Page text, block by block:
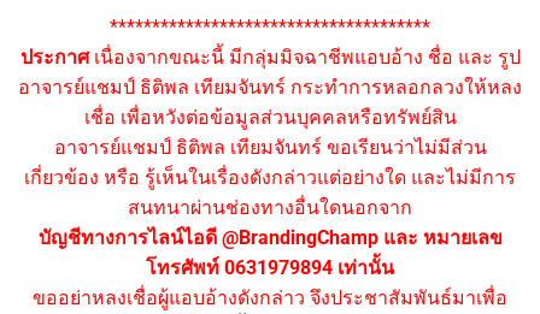
**************************************
ประกาศเนื่องจากขณะนี้ มีกลุ่มมิจฉาชีพแอบอ้าง ชื่อ และ รูป
อาจารย์แชมป์ ธิติพล เทียมจันทร์ กระทำการหลอกลวงให้หลง
เชื่อ เพื่อหวังต่อข้อมูลส่วนบุคคลหรือทรัพย์สิน
อาจารย์แชมป์ ธิติพล เทียมจันทร์ ขอเรียนว่าไม่มีส่วน
เกี่ยวข้อง หรือ รู้เห็นในเรื่องดังกล่าวแต่อย่างใด และไม่มีการ
สนทนาผ่านช่องทางอื่นใดนอกจาก
บัญชีทางการไลน์ไอดี @BrandingChamp และ หมายเลข
โทรศัพท์ 0631979894 เท่านั้น
ขออย่าหลงเชื่อผู้แอบอ้างดังกล่าว จึงประชาสัมพันธ์มาเพื่อ